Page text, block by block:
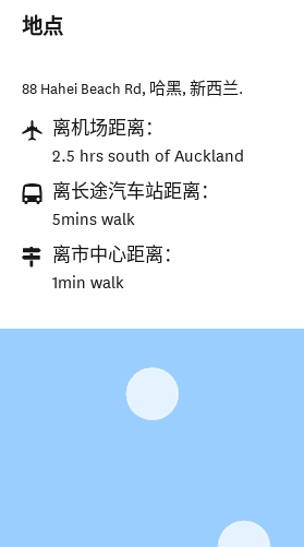
地点
88 Hahei Beach Rd, 哈黑, 新西兰.
离机场距离：
2.5 hrs south of Auckland
离长途汽车站距离：
5mins walk
离市中心距离：
1min walk